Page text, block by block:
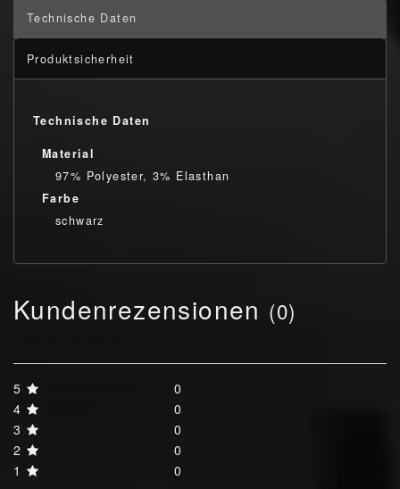
Technische Daten
Produktsicherheit
Technische Daten
Material
97% Polyester, 3% Elasthan
Farbe
schwarz
Kundenrezensionen (0)
5
0
4
0
3
0
2
0
1
0